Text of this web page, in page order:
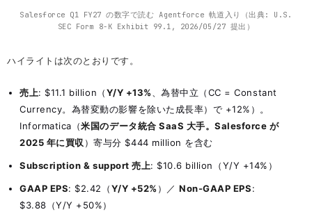
Salesforce Q1 FY27 の数字で読む Agentforce 軌道入り（出典: U.S.
SEC Form 8-K Exhibit 99.1, 2026/05/27 提出）
ハイライトは次のとおりです。
売上: $11.1 billion（Y/Y +13%
、為替中立（CC = Constant
Currency。為替変動の影響を除いた成長率）で +12%）。
Informatica（米国のデータ統合 SaaS 大手。Salesforce が
2025 年に買収 ）寄与分 $444 million を含む
Subscription & support 売上: $10.6 billion（Y/Y +14%）
GAAP EPS: $2.42（Y/Y +52% ）／Non-GAAP EPS:
$3.88（Y/Y +50%）